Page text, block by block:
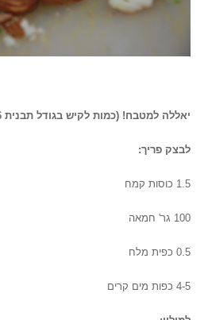
יאללה למטבח! (כמות לקיש בגודל תבנית 26)
לבצק פריך:
1.5 כוסות קמח
100 גר' חמאה
0.5 כפית מלח
4-5 כפות מים קרים